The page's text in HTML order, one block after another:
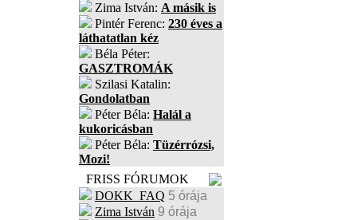
Zima István: A másik is
Pintér Ferenc: 230 éves a
láthatatlan kéz
Béla Péter:
GASZTROMÁK
Szilasi Katalin:
Gondolatban
Péter Béla: Halál a
kukoricásban
Péter Béla: Tüzérrózsi,
Mozi!
FRISS FÓRUMOK
DOKK_FAQ 5 órája
Zima István 9 órája